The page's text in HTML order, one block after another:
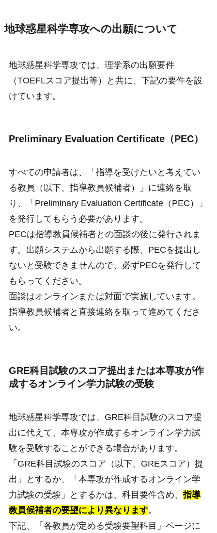
地球惑星科学専攻への出願について
地球惑星科学専攻では、理学系の出願要件
（TOEFLスコア提出等）と共に、下記の要件を設
けています。
Preliminary Evaluation Certificate（PEC）
すべての申請者は、「指導を受けたいと考えてい
る教員（以下、指導教員候補者）」に連絡を取
り、「Preliminary Evaluation Certificate（PEC）」
を発行してもらう必要があります。
PECは指導教員候補者との面談の後に発行されま
す。出願システムから出願する際、PECを提出し
ないと受験できませんので、必ずPECを発行して
もらってください。
面談はオンラインまたは対面で実施しています。
指導教員候補者と直接連絡を取って進めてくださ
い。
GRE科目試験のスコア提出または本専攻が作
成するオンライン学力試験の受験
地球惑星科学専攻では、GRE科目試験のスコア提
出に代えて、本専攻が作成するオンライン学力試
験を受験することができる場合があります。
「GRE科目試験のスコア（以下、GREスコア）提
出」とするか、「本専攻が作成するオンライン学
力試験の受験」とするかは、科目要件含め、指導
教員候補者の要望により異なります。
下記、「各教員が定める受験要望科目」ページに